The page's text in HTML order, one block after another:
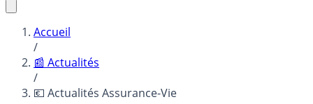
Accueil
/
📰 Actualités
/
💶 Actualités Assurance-Vie